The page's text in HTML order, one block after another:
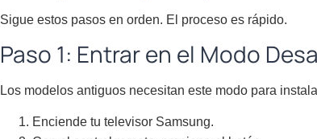
Sigue estos pasos en orden. El proceso es rápido.
Paso 1: Entrar en el Modo
Los modelos antiguos necesitan este modo para
Enciende tu televisor Samsung.